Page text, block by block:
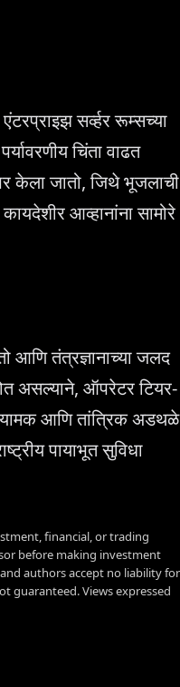
सर्व्हर रूम्सच्या
चिंता वाढत
केला जातो, जिथे भूजलाची
आव्हानांना सामोरे
आणि तंत्रज्ञानाच्या जलद
असल्याने, ऑपरेटर टियर-
आणि तांत्रिक अडथळे
पायाभूत सुविधा
financial, or trading
before making investment
authors accept no liability for
guaranteed. Views expressed